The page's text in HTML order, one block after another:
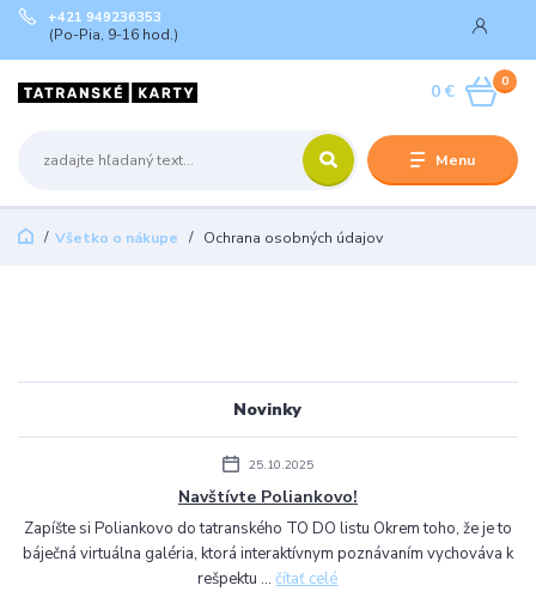
Menu
+421 949236353
(Po-Pia, 9-16 hod.)
0
0 €
Všetko o nákupe Ochrana osobných údajov
Novinky
25.10.2025
Navštívte Poliankovo!
Zapíšte si Poliankovo do tatranského TO DO listu Okrem toho, že je to
báječná virtuálna galéria, ktorá interaktívnym poznávaním vychováva k
rešpektu ...čítať celé